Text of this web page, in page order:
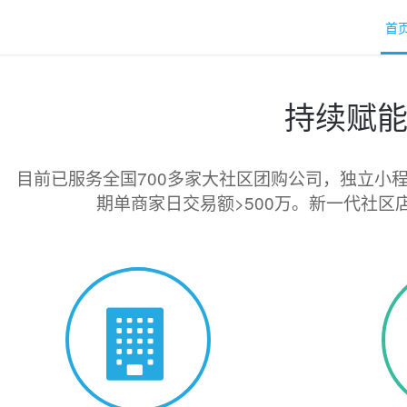
首
持续赋
目前已服务全国700多家大社区团购公司，独立小
期单商家日交易额>500万。新一代社区